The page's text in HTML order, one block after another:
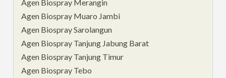
Agen Biospray Merangin
Agen Biospray Muaro Jambi
Agen Biospray Sarolangun
Agen Biospray Tanjung Jabung Barat
Agen Biospray Tanjung Timur
Agen Biospray Tebo